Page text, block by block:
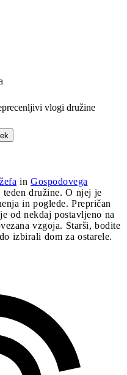
vlogi družine
in Gospodovega
teden družine. O njej je
in poglede. Prepričan
od nekdaj postavljeno na
vzgoja. Starši, bodite
izbirali dom za ostarele.